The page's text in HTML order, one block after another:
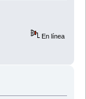
En línea